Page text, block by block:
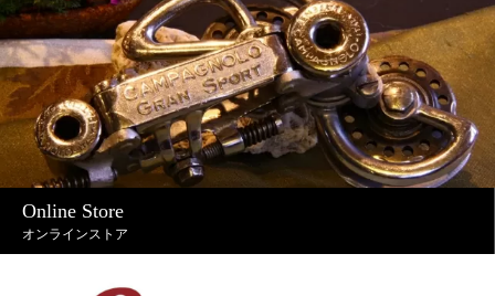
Online Store
オンラインストア